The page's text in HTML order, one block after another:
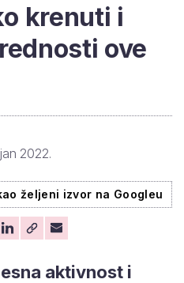
krenuti i
ove
2022.
željeni izvor na Googleu
aktivnost i